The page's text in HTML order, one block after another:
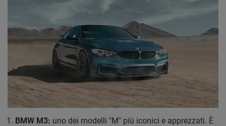
BMW M3: uno dei modelli "M" più iconici e apprezzati. È